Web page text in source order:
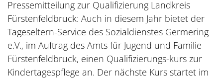
Pressemitteilung zur Qualifizierung Landkreis
Fürstenfeldbruck: Auch in diesem Jahr bietet der
Tageseltern-Service des Sozialdienstes Germering
e.V., im Auftrag des Amts für Jugend und Familie
Fürstenfeldbruck, einen Qualifizierungs-kurs zur
Kindertagespflege an. Der nächste Kurs startet im